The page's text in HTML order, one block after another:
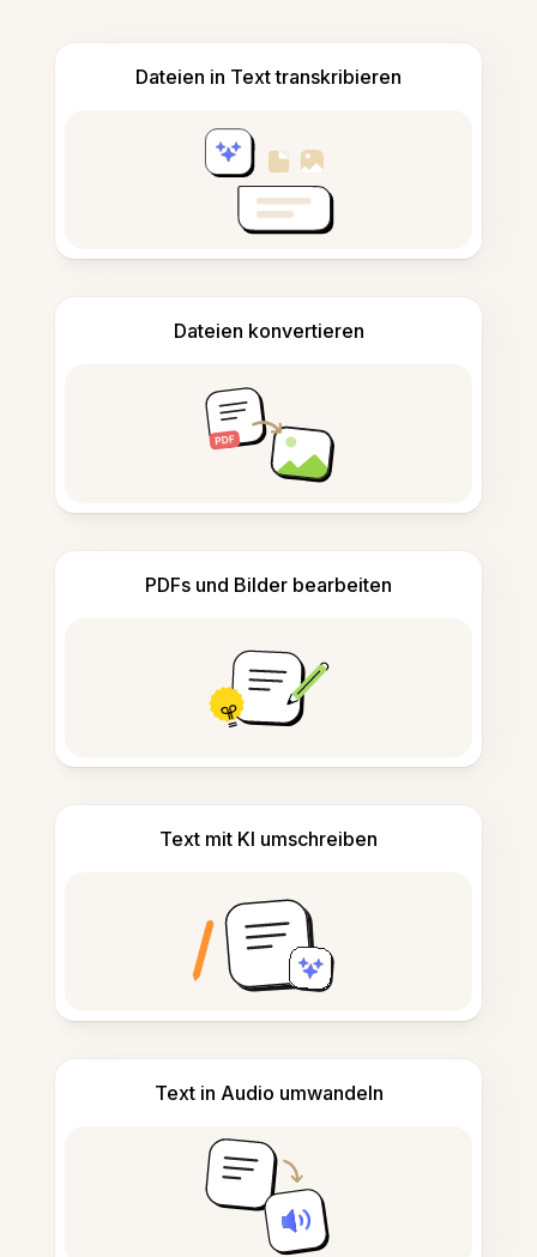
Dateien in Text transkribieren
Dateien konvertieren
PDFs und Bilder bearbeiten
Text mit KI umschreiben
Text in Audio umwandeln